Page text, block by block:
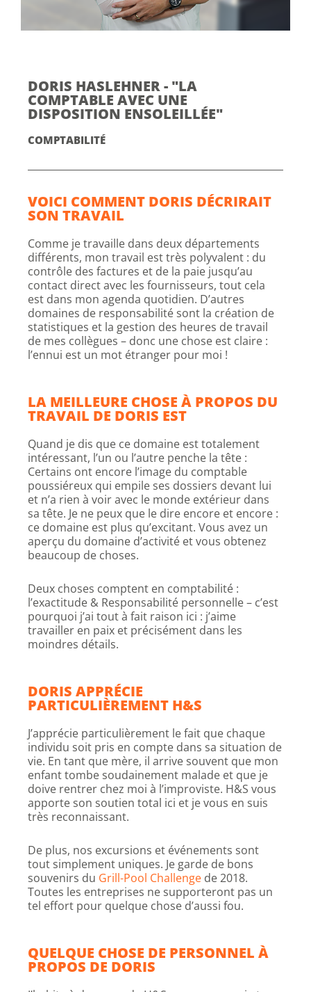
DORIS HASLEHNER - "LA
COMPTABLE AVEC UNE
DISPOSITION ENSOLEILLÉE"
COMPTABILITÉ
VOICI COMMENT DORIS DÉCRIRAIT
SON TRAVAIL
Comme je travaille dans deux départements
différents, mon travail est très polyvalent : du
contrôle des factures et de la paie jusqu’au
contact direct avec les fournisseurs, tout cela
est dans mon agenda quotidien. D’autres
domaines de responsabilité sont la création de
statistiques et la gestion des heures de travail
de mes collègues – donc une chose est claire :
l’ennui est un mot étranger pour moi !
LA MEILLEURE CHOSE À PROPOS DU
TRAVAIL DE DORIS EST
Quand je dis que ce domaine est totalement
intéressant, l’un ou l’autre penche la tête :
Certains ont encore l’image du comptable
poussiéreux qui empile ses dossiers devant lui
et n’a rien à voir avec le monde extérieur dans
sa tête. Je ne peux que le dire encore et encore :
ce domaine est plus qu’excitant. Vous avez un
aperçu du domaine d’activité et vous obtenez
beaucoup de choses.
Deux choses comptent en comptabilité :
l’exactitude & Responsabilité personnelle – c’est
pourquoi j’ai tout à fait raison ici : j’aime
travailler en paix et précisément dans les
moindres détails.
DORIS APPRÉCIE
PARTICULIÈREMENT H&S
J’apprécie particulièrement le fait que chaque
individu soit pris en compte dans sa situation de
vie. En tant que mère, il arrive souvent que mon
enfant tombe soudainement malade et que je
doive rentrer chez moi à l’improviste. H&S vous
apporte son soutien total ici et je vous en suis
très reconnaissant.
De plus, nos excursions et événements sont
tout simplement uniques. Je garde de bons
souvenirs du Grill-Pool Challenge de 2018.
Toutes les entreprises ne supporteront pas un
tel effort pour quelque chose d’aussi fou.
QUELQUE CHOSE DE PERSONNEL À
PROPOS DE DORIS